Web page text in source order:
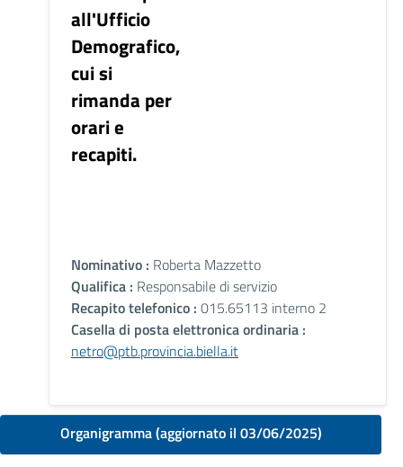
all'Ufficio
Demografico,
cui si
rimanda per
orari e
recapiti.
Nominativo : Roberta Mazzetto
Qualifica : Responsabile di servizio
Recapito telefonico : 015.65113 interno 2
Casella di posta elettronica ordinaria :
netro@ptb.provincia.biella.it
Organigramma (aggiornato il 03/06/2025)